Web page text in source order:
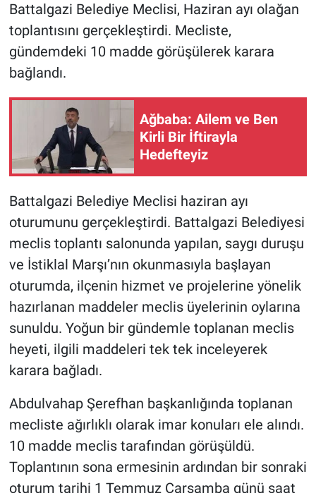
Battalgazi Belediye Meclisi, Haziran ayı olağan
toplantısını gerçekleştirdi. Mecliste,
gündemdeki 10 madde görüşülerek karara
bağlandı.
Ağbaba: Ailem ve Ben
Kirli Bir İftirayla
Hedefteyiz
Battalgazi Belediye Meclisi haziran ayı
oturumunu gerçekleştirdi. Battalgazi Belediyesi
meclis toplantı salonunda yapılan, saygı duruşu
ve İstiklal Marşı’nın okunmasıyla başlayan
oturumda, ilçenin hizmet ve projelerine yönelik
hazırlanan maddeler meclis üyelerinin oylarına
sunuldu. Yoğun bir gündemle toplanan meclis
heyeti, ilgili maddeleri tek tek inceleyerek
karara bağladı.
Abdulvahap Şerefhan başkanlığında toplanan
mecliste ağırlıklı olarak imar konuları ele alındı.
10 madde meclis tarafından görüşüldü.
Toplantının sona ermesinin ardından bir sonraki
oturum tarihi 1 Temmuz Çarşamba günü saat